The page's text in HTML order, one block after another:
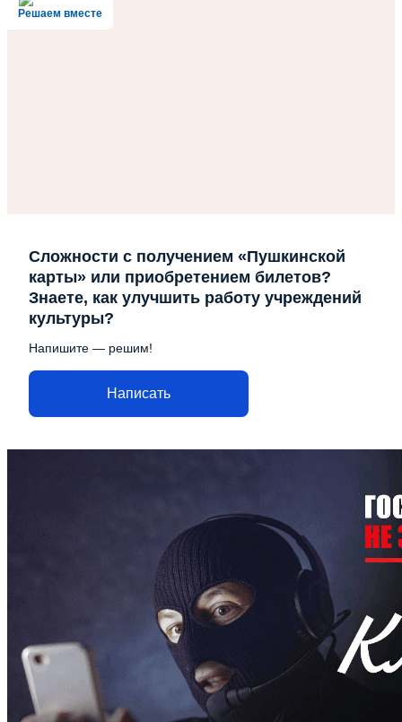
Решаем вместе
Сложности с получением «Пушкинской
карты» или приобретением билетов?
Знаете, как улучшить работу учреждений
культуры?
Напишите — решим!
Написать